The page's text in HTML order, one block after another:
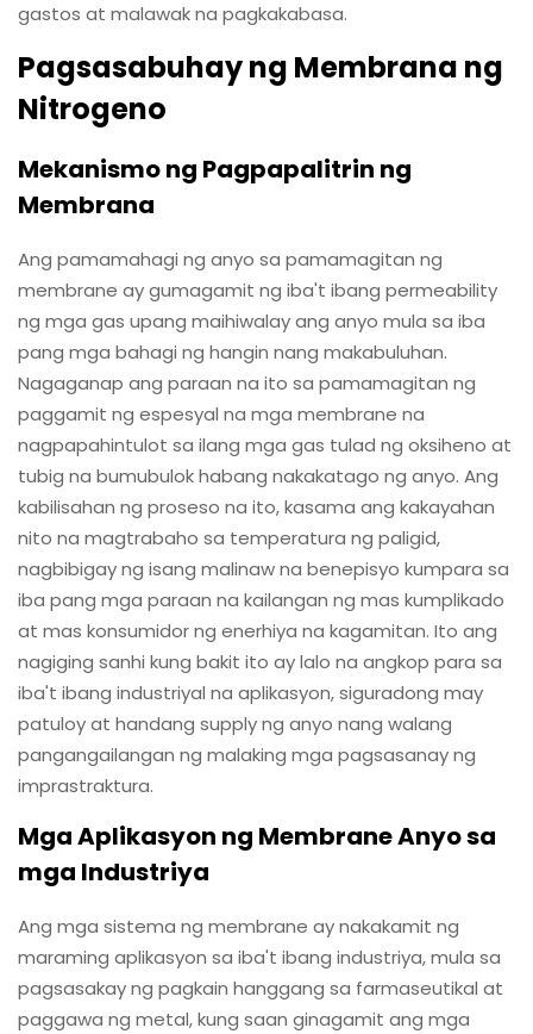
gastos at malawak na pagkakabasa.
Pagsasabuhay ng Membrana ng
Nitrogeno
Mekanismo ng Pagpapalitrin ng
Membrana
Ang pamamahagi ng anyo sa pamamagitan ng
membrane ay gumagamit ng iba't ibang permeability
ng mga gas upang maihiwalay ang anyo mula sa iba
pang mga bahagi ng hangin nang makabuluhan.
Nagaganap ang paraan na ito sa pamamagitan ng
paggamit ng espesyal na mga membrane na
nagpapahintulot sa ilang mga gas tulad ng oksiheno at
tubig na bumubulok habang nakakatago ng anyo. Ang
kabilisahan ng proseso na ito, kasama ang kakayahan
nito na magtrabaho sa temperatura ng paligid,
nagbibigay ng isang malinaw na benepisyo kumpara sa
iba pang mga paraan na kailangan ng mas kumplikado
at mas konsumidor ng enerhiya na kagamitan. Ito ang
nagiging sanhi kung bakit ito ay lalo na angkop para sa
iba't ibang industriyal na aplikasyon, siguradong may
patuloy at handang supply ng anyo nang walang
pangangailangan ng malaking mga pagsasanay ng
imprastraktura.
Mga Aplikasyon ng Membrane Anyo sa
mga Industriya
Ang mga sistema ng membrane ay nakakamit ng
maraming aplikasyon sa iba't ibang industriya, mula sa
pagsasakay ng pagkain hanggang sa farmaseutikal at
paggawa ng metal, kung saan ginagamit ang mga